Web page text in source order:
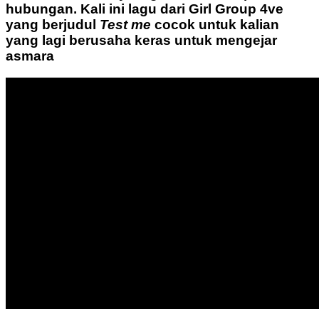
hubungan. Kali ini lagu dari Girl Group 4ve
yang berjudul Test me cocok untuk kalian
yang lagi berusaha keras untuk mengejar
asmara